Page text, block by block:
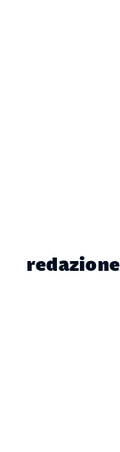
redazione